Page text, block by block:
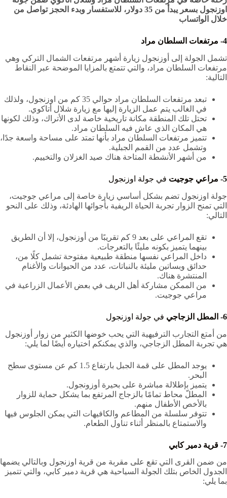
اوزنجول بسعر يبدأ من 35 دولار، للاستفسار وبدء الحجز تواصل من
خلال الواتساب
4- مرتفعات السلطان مراد
تشمل الجولة إلى أوزنجول زيارة أشهر مرتفعات الشمال التركي وهي
مرتفعات السلطان مراد، والتي تتمتع بالمزايا الموضحة عبر النقاط
التالية:
تبعد مرتفعات السلطان مراد حوالي 35 كم من اوزنجول، ولذلك
في الغالب يتم عمل الزيارة إليها مع زيارة شلال أتاكوي.
تحتل تلك المنطقة مكانة تاريخية خاصة لدى الأتراك، وذلك لكونها
هي المكان الذي عاش فيه السلطان مراد.
تتميز مرتفعات السلطان مراد بأنها تمتد على مساحة واسعة جدًا،
وتشمل عدد من القمم الجبلية.
من أشهر الأنشطة المتاحة هناك صيد الغزلان والتخييم.
5- مراعي جوجيت
في جولة اوزنجول
جولة اوزنجول تضم بشكل أساسي زيارة خاصة إلى مراعي جوجيت،
التي تمنح الزوار تجربة الحياة الريفية بأجوائها الهادئة، وذلك على النحو
التالي:
تقع المراعي على بعد 9 كم تقريبًا من أوزنجول، إلا أن الطريق
بينهما يتميز بكونه مليئًا بالتعرجات.
داخل المراعي نفسها منطقة طبيعية مفتوحة تشمل كلًا من،
حدائق وبساتين مليئة بالنباتات، عدد من الحيوانات والأغنام
المنتشرة هناك.
من الممكن مشاركة أهل الريف في بعض الأعمال الزراعية في
مراعي جوجيت.
6- المطل الزجاجي
في جولة اوزنجول
من أمتع التجارب الترفيهية التي يحب خوضها الكثير من زوار أوزنجول
هي تجربة المطل الزجاجي، والذي يمكنكم اختياره أيضًا لما يلي:
يوجد المطل على قمة الجبل بارتفاع 1.5 كم عن مستوى سطح
البحر.
يتميز بإطلالة مباشرة على بحيرة أوزونجول.
المطلّ محاط تمامًا بالزجاج المرتفع بما يشكل حماية للزوار
بالأخص الأطفال منهم.
تتوفر سلسلة من المطاعم والكافيهات التي يمكن الجلوس فيها
والاستمتاع بالمنظر أثناء تناول الطعام.
7- قرية دمير كابي
من ضمن القرى التي تقع على مقربة من قرية اوزنجول وبالتالي يضمها
الجدول الخاص بتلك الجولة السياحية هي قرية دمير كابي، والتي تتميز
بما يلي: